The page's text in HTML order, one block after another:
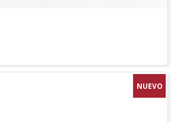
NUEVO